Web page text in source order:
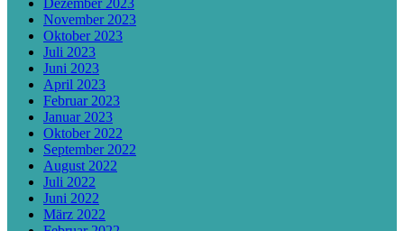
November 2023
Oktober 2023
Juli 2023
Juni 2023
April 2023
Februar 2023
Januar 2023
Oktober 2022
September 2022
August 2022
Juli 2022
Juni 2022
März 2022